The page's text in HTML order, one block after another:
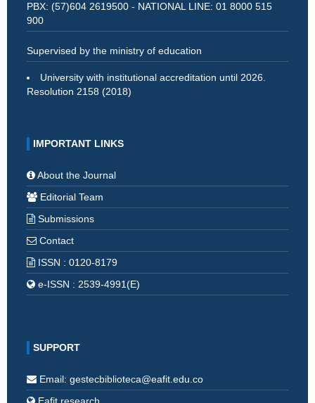
PBX: (57)604 2619500 - NATIONAL LINE: 01 8000 515
900
Supervised by the ministry of education
University with institutional accreditation until 2026.
Resolution 2158 (2018)
IMPORTANT LINKS
About the Journal
Editorial Team
Submissions
Contact
ISSN : 0120-8179
e-ISSN : 2539-4991(E)
SUPPORT
Email: gestecbiblioteca@eafit.edu.co